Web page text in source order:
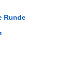
Runde